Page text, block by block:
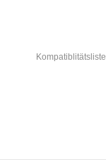
Kompatiblitätsliste